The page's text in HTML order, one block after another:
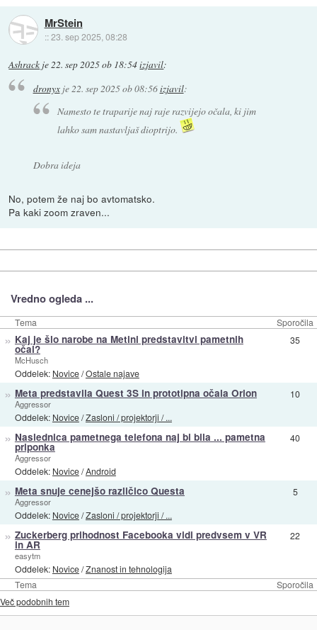
MrStein
::23. sep 2025, 08:28
Ashrack je22. sep 2025 ob 18:54izjavil:
dronyxje 22. sep 2025 ob 08:56izjavil:
Namesto te traparije naj raje razvijejo očala, ki jim
lahko sam nastavljaš dioptrijo.
Dobra ideja
No, potem že naj bo avtomatsko.
Pa kaki zoom zraven...
Vredno ogleda ...
Tema Sporočila
Tema Sporočila
» Kaj je šlo narobe na Metini predstavitvi pametnih
očal?
McHusch
Oddelek: Novice/Ostale najave
35
» Meta predstavila Quest 3S in prototipna očala Orion
Aggressor
Oddelek: Novice/Zasloni / projektorji / ...
10
» Naslednica pametnega telefona naj bi bila ... pametna
priponka
Aggressor
Oddelek: Novice/Android
40
» Meta snuje cenejšo različico Questa
Aggressor
Oddelek: Novice/Zasloni / projektorji / ...
5
» Zuckerberg prihodnost Facebooka vidi predvsem v VR
in AR
easytm
Oddelek: Novice/Znanost in tehnologija
22
Več podobnih tem